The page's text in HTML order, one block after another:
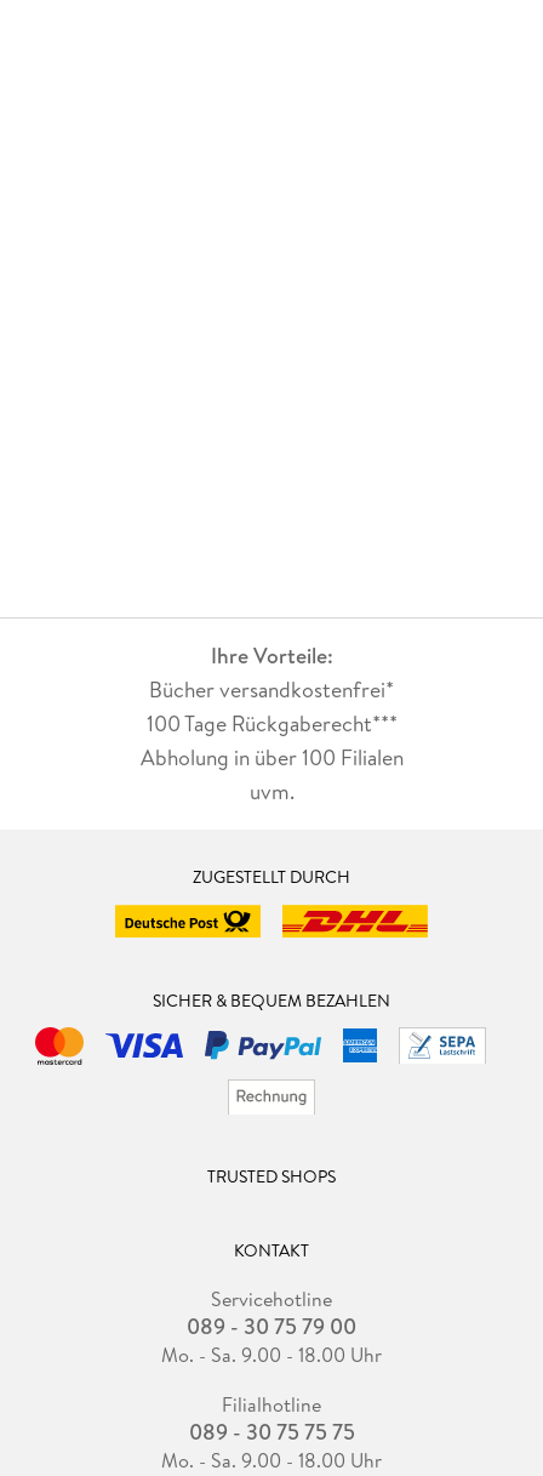
Ihre Vorteile:
Bücher versandkostenfrei*
100 Tage Rückgaberecht***
Abholung in über 100 Filialen
uvm.
ZUGESTELLT DURCH
SICHER & BEQUEM BEZAHLEN
TRUSTED SHOPS
KONTAKT
Servicehotline
089 - 30 75 79 00
Mo. - Sa. 9.00 - 18.00 Uhr
Filialhotline
089 - 30 75 75 75
Mo. - Sa. 9.00 - 18.00 Uhr